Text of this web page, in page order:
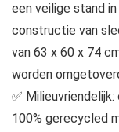
een veilige stand
constructie van
van 63 x 60 x 74
worden
✅
100% gerecycled